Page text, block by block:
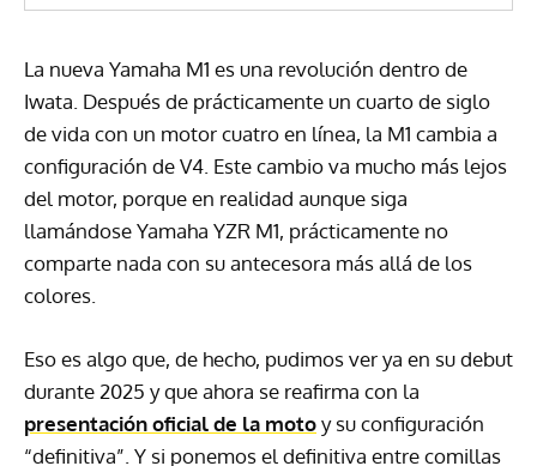
La nueva Yamaha M1 es una revolución dentro de
Iwata. Después de prácticamente un cuarto de siglo
de vida con un motor cuatro en línea, la M1 cambia a
configuración de V4. Este cambio va mucho más lejos
del motor, porque en realidad aunque siga
llamándose Yamaha YZR M1, prácticamente no
comparte nada con su antecesora más allá de los
colores.
Eso es algo que, de hecho, pudimos ver ya en su debut
durante 2025 y que ahora se reafirma con la
presentación oficial de la motoy su configuración
“definitiva”. Y si ponemos el definitiva entre comillas